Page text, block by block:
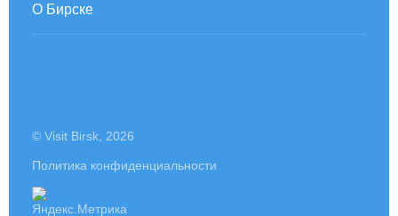
О Бирске
© Visit Birsk, 2026
Политика конфиденциальности